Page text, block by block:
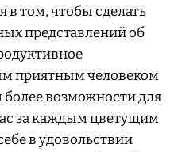
в том, чтобы сделать
представлений об
приятным человеком
более возможности для
за каждым цветущим
в удовольствии